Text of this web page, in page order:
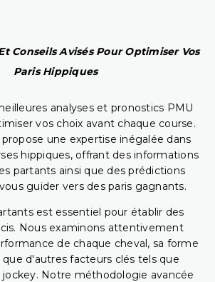
Conseils Avisés Pour Optimiser Vos
Paris Hippiques
analyses et pronostics PMU
vos choix avant chaque course.
une expertise inégalée dans
hippiques, offrant des informations
partants ainsi que des prédictions
guider vers des paris gagnants.
est essentiel pour établir des
Nous examinons attentivement
de chaque cheval, sa forme
que d'autres facteurs clés tels que
Notre méthodologie avancée